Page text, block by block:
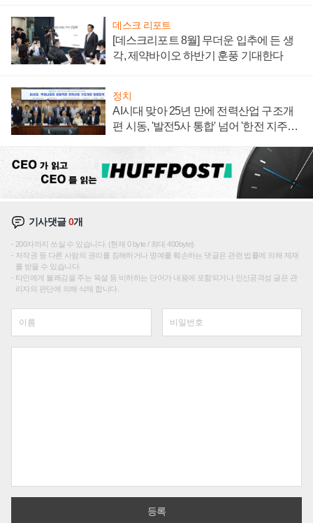
데스크 리포트
[데스크리포트 8월] 무더운 입추에 든 생
각, 제약바이오 하반기 훈풍 기대한다
정치
AI시대 맞아 25년 만에 전력산업 구조개
편 시동, '발전5사 통합' 넘어 '한전 지주사'
기사댓글0개
200자까지 쓰실 수 있습니다. (현재 0 byte / 최대 400byte)
저작권 등 다른 사람의 권리를 침해하거나 명예를 훼손하는 댓글은 관련 법률에 의해 제재
를 받을 수 있습니다.
타인에게 불쾌감을 주는 욕설 등 비하하는 단어가 내용에 포함되거나 인신공격성 글은 관
리자의 판단에 의해 삭제 합니다.